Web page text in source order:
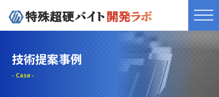
きれものづくり
商品・サービス
技術提案事例